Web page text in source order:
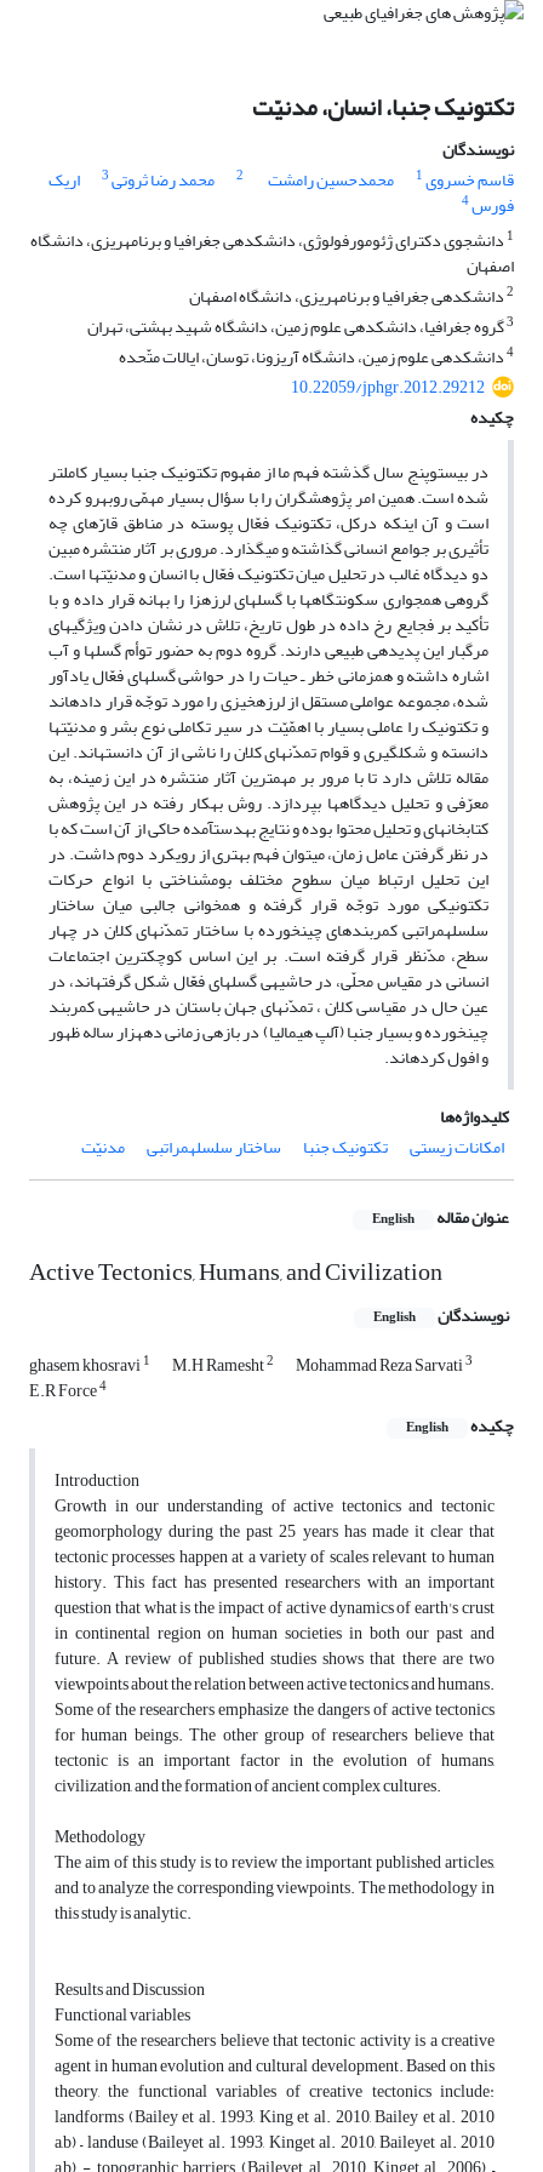
تکتونیک جنبا، انسان، مدنیّت
نویسندگان
قاسم خسروی1 محمدحسین رامشت 2 محمد رضا ثروتی3 اریک
فورس4
1
دانشجوی دکترای ژئومورفولوژی، دانشکده‎ی جغرافیا و برنامه‎ریزی، دانشگاه
اصفهان
2دانشکده‎ی جغرافیا و برنامه‎ریزی، دانشگاه اصفهان
3گروه جغرافیا، دانشکده‎ی علوم زمین، دانشگاه شهید بهشتی، تهران
4دانشکده‎ی علوم زمین، دانشگاه آریزونا، توسان، ایالات متّحده
10.22059/jphgr.2012.29212
چکیده
در بیست‎وپنج سال گذشته فهم ما از مفهوم تکتونیک جنبا بسیار کامل‎تر
شده است. همین امر پژوهشگران را با سؤال بسیار مهمّی روبه‎رو کرده
است و آن اینکه درکل، تکتونیک فعّال پوسته در مناطق قارّه‎ای چه
تأثیری بر جوامع انسانی گذاشته و می‎گذارد. مروری بر آثار منتشره مبین
دو دیدگاه غالب در تحلیل میان تکتونیک فعّال با انسان و مدنیّت‎ها است.
گروهی همجواری سکونتگاه‎ها با گسل‎های لرزه‎زا را بهانه قرار داده و با
تأکید بر فجایع رخ داده در طول تاریخ، تلاش در نشان دادن ویژگی‎های
مرگبار این پدیده‎ی طبیعی دارند. گروه دوم به حضور توأم گسل‎ها و آب
اشاره داشته و هم‎زمانی خطر ـ حیات را در حواشی گسل‎های فعّال یادآور
شده، مجموعه عواملی مستقل از لرزه‎خیزی را مورد توجّه قرار داده‎اند
و تکتونیک را عاملی بسیار با اهمّیّت در سیر تکاملی نوع بشر و مدنیّت‎ها
دانسته و شکل‎گیری و قوام تمدّن‎های کلان را ناشی از آن دانسته‎اند. این
مقاله تلاش دارد تا با مرور بر مهم‎ترین آثار منتشره در این زمینه، به
معرّفی و تحلیل دیدگاه‎ها بپردازد. روش به‎کار رفته در این پژوهش
کتابخانه‎ای و تحلیل محتوا بوده و نتایج به‎دست‎آمده حاکی از آن است که با
در نظر گرفتن عامل زمان، می‎توان فهم بهتری از رویکرد دوم داشت. در
این تحلیل ارتباط میان سطوح مختلف بوم‎شناختی با انواع حرکات
تکتونیکی مورد توجّه قرار گرفته و همخوانی جالبی میان ساختار
سلسله‎مراتبی کمربندهای چین‎خورده با ساختار تمدّن‎های کلان در چهار
سطح، مدّنظر قرار گرفته است. بر این اساس کوچک‎ترین اجتماعات
انسانی در مقیاس محلّی، در حاشیه‎ی گسل‎های فعّال شکل گرفته‎اند، در
عین حال در مقیاسی کلان ، تمدّن‎های جهان باستان در حاشیه‎ی کمربند
چین‎خورده و بسیار جنبا (آلپ هیمالیا) در بازه‎ی زمانی ده‎هزار ساله ظهور
و افول کرده‎اند.
کلیدواژه‌ها
امکانات زیستی
تکتونیک جنبا ساختار سلسله‎مراتبی مدنیّت
عنوان مقاله English
Active Tectonics, Humans, and Civilization
نویسندگان English
ghasem khosravi1 M.H Ramesht2 Mohammad Reza Sarvati3
E.R Force4
چکیده English
Introduction
Growth in our understanding of active tectonics and tectonic
geomorphology during the past 25 years has made it clear that
tectonic processes happen at a variety of scales relevant to human
history. This fact has presented researchers with an important
question that what is the impact of active dynamics of earth's crust
in continental region on human societies in both our past and
future. A review of published studies shows that there are two
viewpoints about the relation between active tectonics and humans.
Some of the researchers emphasize the dangers of active tectonics
for human beings. The other group of researchers believe that
tectonic is an important factor in the evolution of humans,
civilization, and the formation of ancient complex cultures.
Methodology
The aim of this study is to review the important published articles,
and to analyze the corresponding viewpoints. The methodology in
this study is analytic.
Results and Discussion
Functional variables
Some of the researchers believe that tectonic activity is a creative
agent in human evolution and cultural development. Based on this
theory, the functional variables of creative tectonics include:
landforms (Bailey et al. 1993, King et al. 2010, Bailey et al. 2010
a,b) – landuse (Baileyet al. 1993, Kinget al. 2010, Baileyet al. 2010